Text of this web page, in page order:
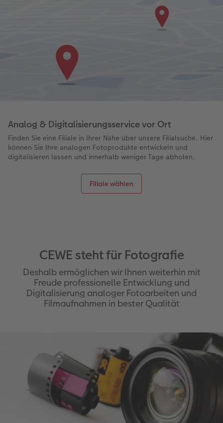
Analog & Digitalisierungsservice vor Ort
Finden Sie eine Filiale in Ihrer Nähe über unsere Filialsuche. Hier
können Sie Ihre analogen Fotoprodukte entwickeln und
digitalisieren lassen und innerhalb weniger Tage abholen.
Filiale wählen
CEWE steht für Fotografie
Deshalb ermöglichen wir Ihnen weiterhin mit
Freude professionelle Entwicklung und
Digitalisierung analoger Fotoarbeiten und
Filmaufnahmen in bester Qualität